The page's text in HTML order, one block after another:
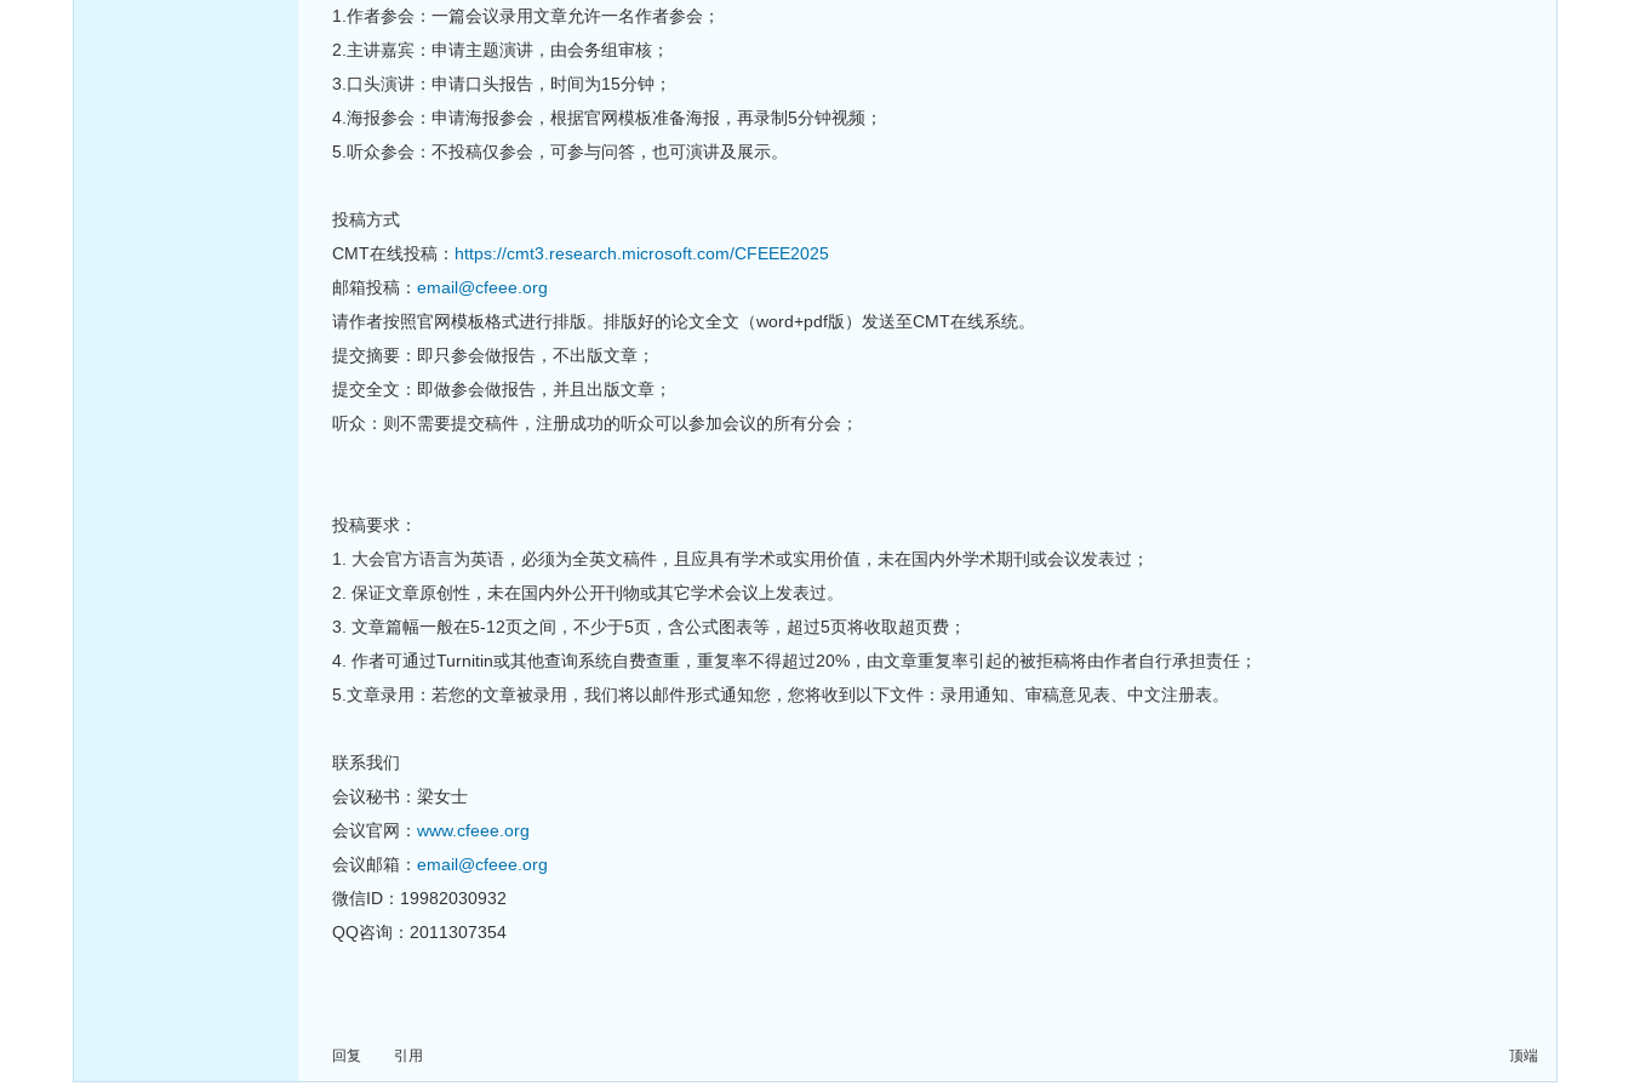
1.作者参会：一篇会议录用文章允许一名作者参会；
2.主讲嘉宾：申请主题演讲，由会务组审核；
3.口头演讲：申请口头报告，时间为15分钟；
4.海报参会：申请海报参会，根据官网模板准备海报，再录制5分钟视频；
5.听众参会：不投稿仅参会，可参与问答，也可演讲及展示。
投稿方式
CMT在线投稿： https://cmt3.research.microsoft.com/CFEEE2025
邮箱投稿： email@cfeee.org
请作者按照官网模板格式进行排版。排版好的论文全文（word+pdf版）发送至CMT在线系统。
提交摘要：即只参会做报告，不出版文章；
提交全文：即做参会做报告，并且出版文章；
听众：则不需要提交稿件，注册成功的听众可以参加会议的所有分会；
投稿要求：
1. 大会官方语言为英语，必须为全英文稿件，且应具有学术或实用价值，未在国内外学术期刊或会议发表过；
2. 保证文章原创性，未在国内外公开刊物或其它学术会议上发表过。
3. 文章篇幅一般在5-12页之间，不少于5页，含公式图表等，超过5页将收取超页费；
4. 作者可通过Turnitin或其他查询系统自费查重，重复率不得超过20%，由文章重复率引起的被拒稿将由作者自行承担责任；
5.文章录用：若您的文章被录用，我们将以邮件形式通知您，您将收到以下文件：录用通知、审稿意见表、中文注册表。
联系我们
会议秘书：梁女士
会议官网： www.cfeee.org
会议邮箱： email@cfeee.org
微信ID：19982030932
QQ咨询：2011307354
顶端
回复 引用